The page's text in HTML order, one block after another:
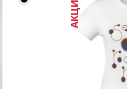
АКЦИЯ